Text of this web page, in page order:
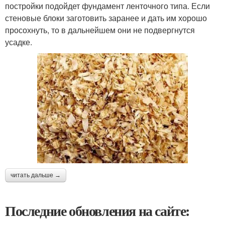
постройки подойдет фундамент ленточного типа. Если
стеновые блоки заготовить заранее и дать им хорошо
просохнуть, то в дальнейшем они не подвергнутся
усадке.
читать дальше →
Последние обновления на сайте: